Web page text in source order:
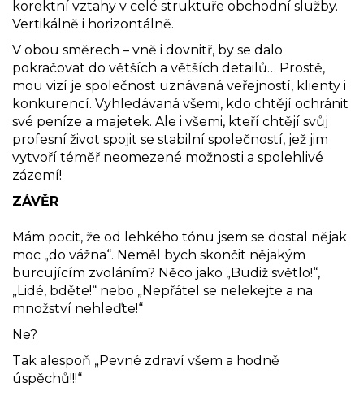
korektní vztahy v celé struktuře obchodní služby.
Vertikálně i horizontálně.
V obou směrech – vně i dovnitř, by se dalo
pokračovat do větších a větších detailů… Prostě,
mou vizí je společnost uznávaná veřejností, klienty i
konkurencí. Vyhledávaná všemi, kdo chtějí ochránit
své peníze a majetek. Ale i všemi, kteří chtějí svůj
profesní život spojit se stabilní společností, jež jim
vytvoří téměř neomezené možnosti a spolehlivé
zázemí!
ZÁVĚR
Mám pocit, že od lehkého tónu jsem se dostal nějak
moc „do vážna“. Neměl bych skončit nějakým
burcujícím zvoláním? Něco jako „Budiž světlo!“,
„Lidé, bděte!“ nebo „Nepřátel se nelekejte a na
množství nehleďte!“
Ne?
Tak alespoň „Pevné zdraví všem a hodně
úspěchů!!!“